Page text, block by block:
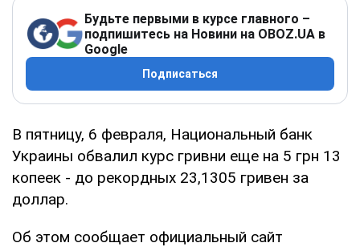
Будьте первыми в курсе главного –
подпишитесь на Новини на OBOZ.UA в
Google
Подписаться
В пятницу, 6 февраля, Национальный банк
Украины обвалил курс гривни еще на 5 грн 13
копеек - до рекордных 23,1305 гривен за
доллар.
Об этом сообщает официальный сайт